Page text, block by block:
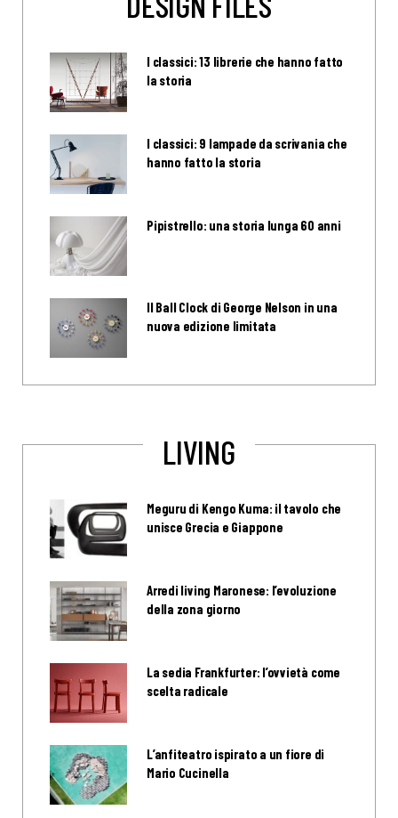
I classici: 13 librerie che hanno fatto
la storia
I classici: 9 lampade da scrivania che
hanno fatto la storia
Pipistrello: una storia lunga 60 anni
Il Ball Clock di George Nelson in una
nuova edizione limitata
LIVING
Meguru di Kengo Kuma: il tavolo che
unisce Grecia e Giappone
Arredi living Maronese: l’evoluzione
della zona giorno
La sedia Frankfurter: l’ovvietà come
scelta radicale
L’anfiteatro ispirato a un fiore di
Mario Cucinella